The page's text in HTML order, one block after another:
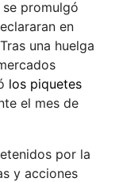
promulgó
en
una huelga
los piquetes
el mes de
por la
y acciones